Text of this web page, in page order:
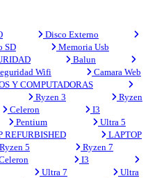
Disco Externo
SD
Memoria Usb
Balun
Wifi
Camara Web
Y COMPUTADORAS
Ryzen 3
Ryzen
Celeron
I3
Pentium
Ultra 5
REFURBISHED
LAPTOP
Ryzen 5
Ryzen 7
I3
Ultra 7
Ultra